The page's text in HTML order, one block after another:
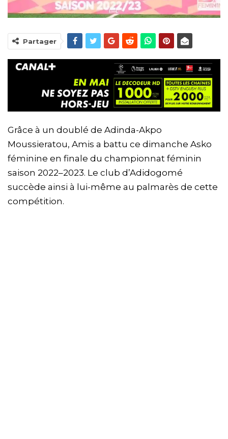
Partager
Grâce à un doublé de Adinda-Akpo
Moussieratou, Amis a battu ce dimanche Asko
féminine en finale du championnat féminin
saison 2022–2023. Le club d’Adidogomé
succède ainsi à lui-même au palmarès de cette
compétition.